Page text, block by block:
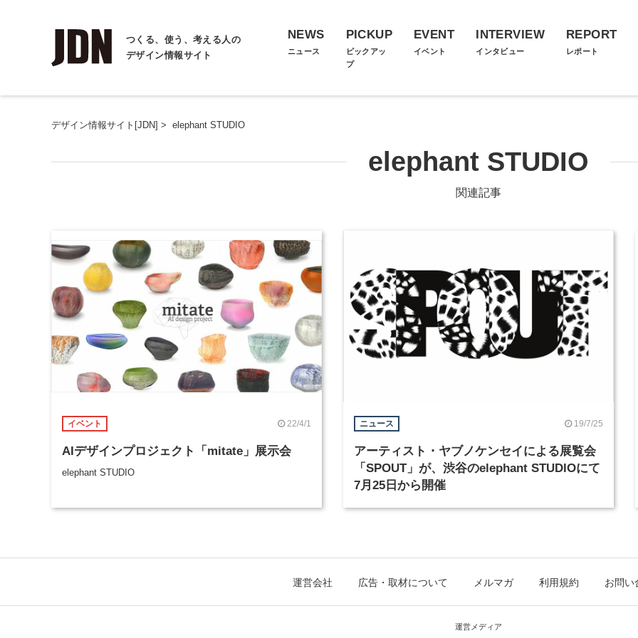
つくる、使う、考える人の
デザイン情報サイト
NEWS
ニュース
PICKUP
ピックアッ
プ
EVENT
イベント
INTERVIEW
インタビュー
REPORT
レポート
デザイン情報サイト[JDN] > elephant STUDIO
elephant STUDIO
関連記事
イベント 22/4/1
AIデザインプロジェクト「mitate」展示会
elephant STUDIO
ニュース 19/7/25
アーティスト・ヤブノケンセイによる展覧会
「SPOUT」が、渋谷のelephant STUDIOにて
7月25日から開催
運営会社 広告・取材について メルマガ 利用規約 お問い
運営メディア